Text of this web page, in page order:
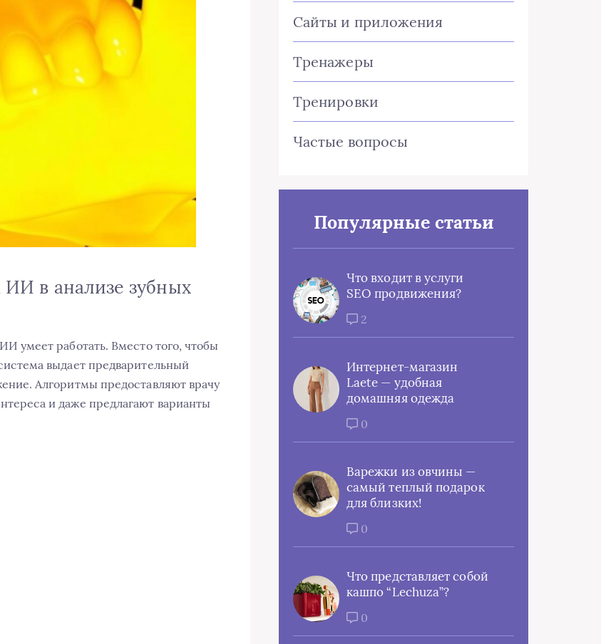
в анализе зубных
умеет работать. Вместо того, чтобы
выдает предварительный
Алгоритмы предоставляют врачу
и даже предлагают варианты
Сайты и приложения
Тренажеры
Тренировки
Частые вопросы
Популярные статьи
Что входит в услуги
SEO продвижения?
2
Интернет-магазин
Laete — удобная
домашняя одежда
0
Варежки из овчины —
самый теплый подарок
для близких!
0
Что представляет собой
кашпо “Lechuza”?
0